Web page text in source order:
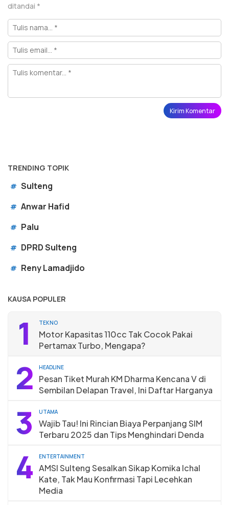
ditandai *
TRENDING TOPIK
# Sulteng
# Anwar Hafid
# Palu
# DPRD Sulteng
# Reny Lamadjido
KAUSA POPULER
1 TEKNO
Motor Kapasitas 110cc Tak Cocok Pakai
Pertamax Turbo, Mengapa?
2 HEADLINE
Pesan Tiket Murah KM Dharma Kencana V di
Sembilan Delapan Travel, Ini Daftar Harganya
3 UTAMA
Wajib Tau! Ini Rincian Biaya Perpanjang SIM
Terbaru 2025 dan Tips Menghindari Denda
4 ENTERTAINMENT
AMSI Sulteng Sesalkan Sikap Komika Ichal
Kate, Tak Mau Konfirmasi Tapi Lecehkan
Media